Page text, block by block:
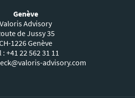
Genève
Valoris Advisory
de Jussy 35
1226 Genève
: +41 22 562 31 11
advisory.com